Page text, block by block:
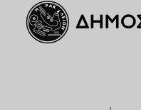
ΤΟΠΟΣ